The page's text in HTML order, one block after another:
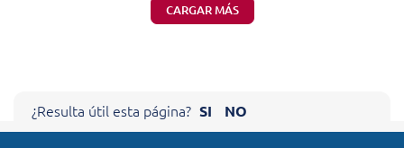
CARGAR MÁS
¿Resulta útil esta página? SI NO
AYÚDENOS A MEJORAR NUESTRO